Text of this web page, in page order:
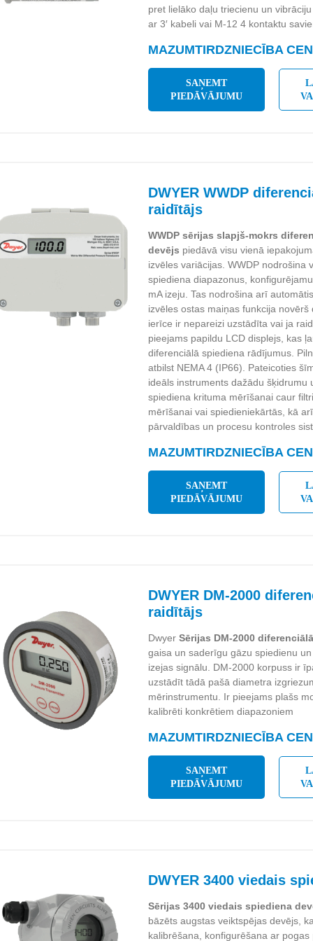
pret lielāko daļu triecienu un
ar 3′ kabeli vai M-12 4 kontaktu
MAZUMTIRDZNIECĪBA
SAŅEMT
PIEDĀVĀJUMU
DWYER WWDP
raidītājs
WWDP sērijas slapjš-mokrs
devējs piedāvā visu vienā
izvēles variācijas. WWDP nodrošina
spiediena diapazonus,
mA izeju. Tas nodrošina arī
izvēles ostas maiņas funkcija
ierīce ir nepareizi uzstādīta vai ja
pieejams papildu LCD displejs, kas
diferenciālā spiediena rādījumus.
atbilst NEMA 4 (IP66). Pateicoties
ideāls instruments dažādu šķidrumu
spiediena krituma mērīšanai caur
mērīšanai vai spiedieniekārtās, kā
pārvaldības un procesu kontroles
MAZUMTIRDZNIECĪBA
SAŅEMT
PIEDĀVĀJUMU
DWYER DM-2000
raidītājs
DwyerSērijas DM-2000
gaisa un saderīgu gāzu spiedienu
izejas signālu. DM-2000 korpuss ir
uzstādīt tādā pašā diametra
mērinstrumentu. Ir pieejams plašs
kalibrēti konkrētiem diapazoniem
MAZUMTIRDZNIECĪBA
SAŅEMT
PIEDĀVĀJUMU
DWYER 3400 viedais
Sērijas 3400 viedais spiediena
bāzēts augstas veiktspējas devējs,
kalibrēšana, konfigurēšana ar